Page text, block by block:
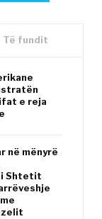
Të fundit
e reja
në mënyrë
i Shtetit